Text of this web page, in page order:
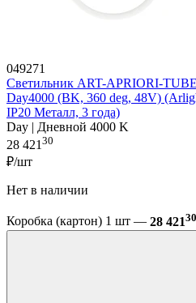
049271
Светильник ART-APRIORI-
Day4000 (BK, 360 deg, 48V)
IP20 Металл, 3 года)
Day | Дневной 4000 K
28 421 30
₽/шт
Нет в наличии
Коробка (картон) 1 шт — 28 42130